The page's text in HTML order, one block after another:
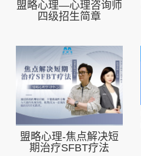
盟略心理—心理咨询师
四级招生简章
盟略心理-焦点解决短
期治疗SFBT疗法